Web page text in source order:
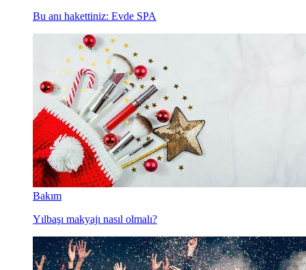
Bu anı hakettiniz: Evde SPA
Bakım
Yılbaşı makyajı nasıl olmalı?